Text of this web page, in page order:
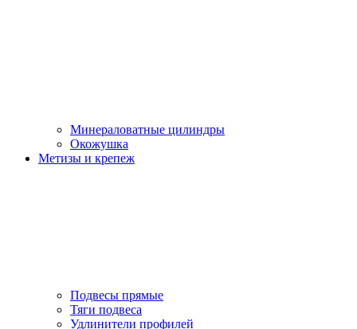
Минераловатные цилиндры
Окожушка
Метизы и крепеж
Подвесы прямые
Тяги подвеса
Удлинители профилей